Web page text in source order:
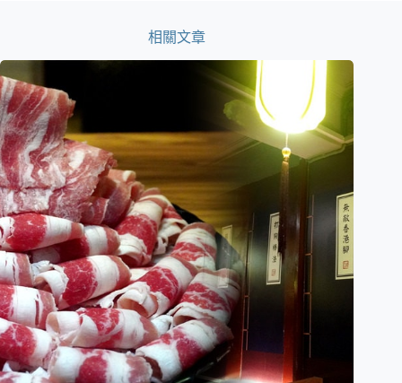
相關文章